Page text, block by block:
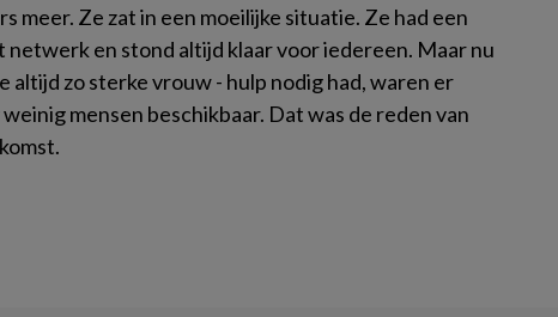
meer. Ze zat in een moeilijke situatie. Ze had een
netwerk en stond altijd klaar voor iedereen. Maar nu
altijd zo sterke vrouw - hulp nodig had, waren er
weinig mensen beschikbaar. Dat was de reden van